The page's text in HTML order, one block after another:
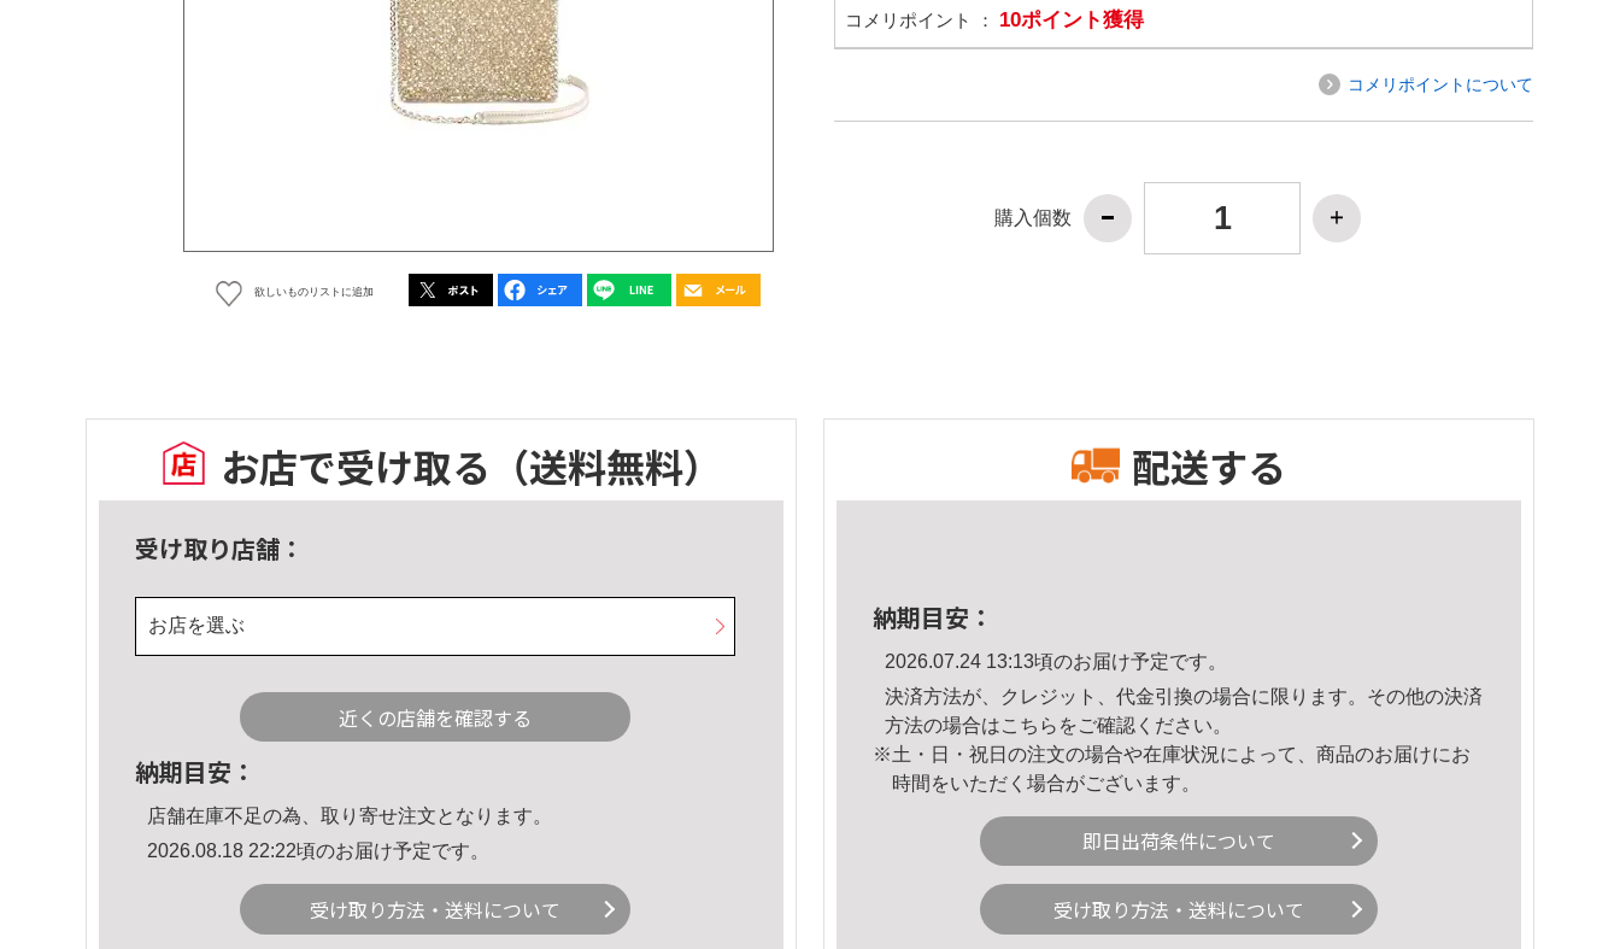
欲しいものリストに追加
コメリポイント ： 10ポイント獲得
コメリポイントについて
購入個数
お店で受け取る （送料無料）
受け取り店舗：
お店を選ぶ
近くの店舗を確認する
納期目安：
店舗在庫不足の為、取り寄せ注文となります。
2026.08.18 22:22頃のお届け予定です。
受け取り方法・送料について
配送する
納期目安：
2026.07.24 13:13頃のお届け予定です。
決済方法が、クレジット、代金引換の場合に限ります。その他の決済
方法の場合はこちら をご確認ください。
※土・日・祝日の注文の場合や在庫状況によって、商品のお届けにお
時間をいただく場合がございます。
即日出荷条件について
受け取り方法・送料について